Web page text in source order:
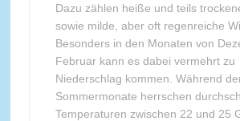
Dazu zählen heiße und teils
sowie milde, aber oft regenreiche
Besonders in den Monaten von
Februar kann es dabei vermehrt zu
Niederschlag kommen. Während
Sommermonate herrschen
Temperaturen zwischen 22 und 25